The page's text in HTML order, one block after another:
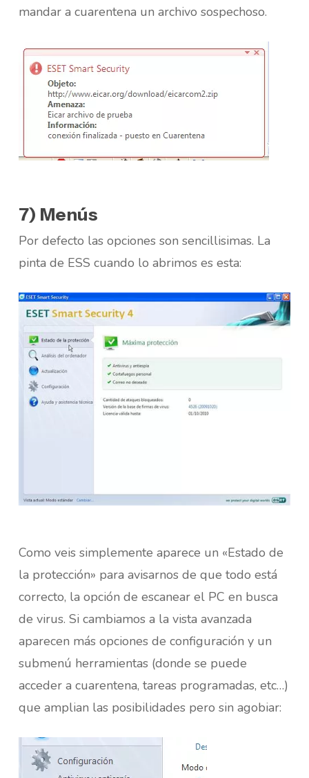
mandar a cuarentena un archivo sospechoso.
7) Menús
Por defecto las opciones son sencillisimas. La
pinta de ESS cuando lo abrimos es esta:
Como veis simplemente aparece un «Estado de
la protección» para avisarnos de que todo está
correcto, la opción de escanear el PC en busca
de virus. Si cambiamos a la vista avanzada
aparecen más opciones de configuración y un
submenú herramientas (donde se puede
acceder a cuarentena, tareas programadas, etc…)
que amplian las posibilidades pero sin agobiar: